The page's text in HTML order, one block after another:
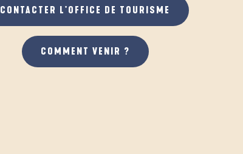
CONTACTER L'OFFICE DE TOURISME
COMMENT VENIR ?